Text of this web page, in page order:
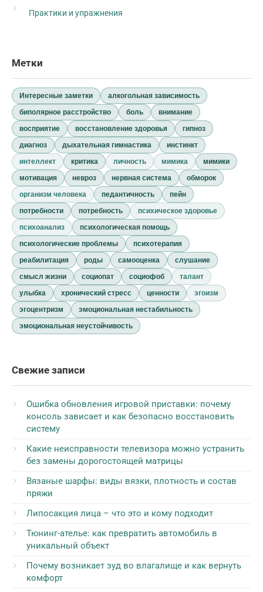
Практики и упражнения
Метки
Интересные заметки
алкогольная зависимость
биполярное расстройство
боль
внимание
восприятие
восстановление здоровья
гипноз
диагноз
дыхательная гимнастика
инстинкт
интеллект
критика личность мимика
мимики
мотивация
невроз нервная система
обморок
организм человека
педантичность
пейн
потребности
потребность
психическое здоровье
психоанализ
психологическая помощь
психологические проблемы
психотерапия
реабилитация
роды самооценка
слушание
смысл жизни
социопат социофоб
талант
улыбка
хронический стресс ценности
эгоизм
эгоцентризм
эмоциональная нестабильность
эмоциональная неустойчивость
Свежие записи
Ошибка обновления игровой приставки: почему
консоль зависает и как безопасно восстановить
систему
Какие неисправности телевизора можно устранить
без замены дорогостоящей матрицы
Вязаные шарфы: виды вязки, плотность и состав
пряжи
Липосакция лица – что это и кому подходит
Тюнинг-ателье: как превратить автомобиль в
уникальный объект
Почему возникает зуд во влагалище и как вернуть
комфорт